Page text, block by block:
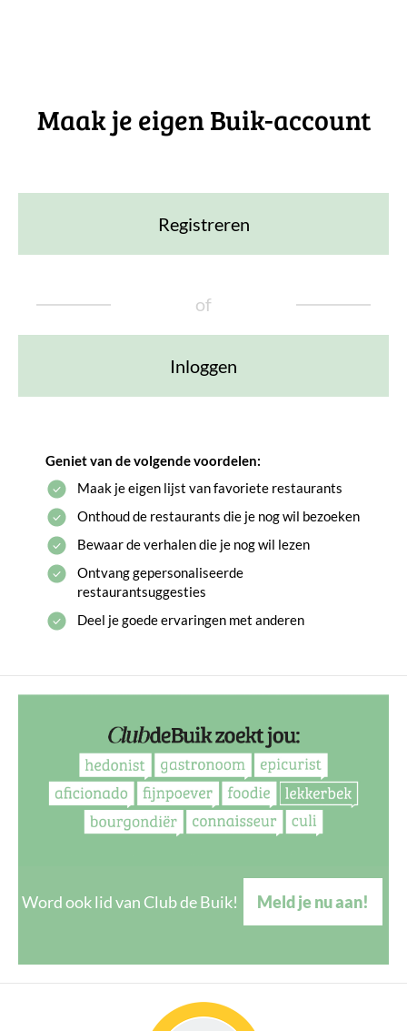
Maak je eigen Buik-account
Registreren
of
Inloggen
Geniet van de volgende voordelen:
Maak je eigen lijst van favoriete restaurants
Onthoud de restaurants die je nog wil bezoeken
Bewaar de verhalen die je nog wil lezen
Ontvang gepersonaliseerde
restaurantsuggesties
Deel je goede ervaringen met anderen
Word ook lid van Club de Buik! Meld je nu aan!